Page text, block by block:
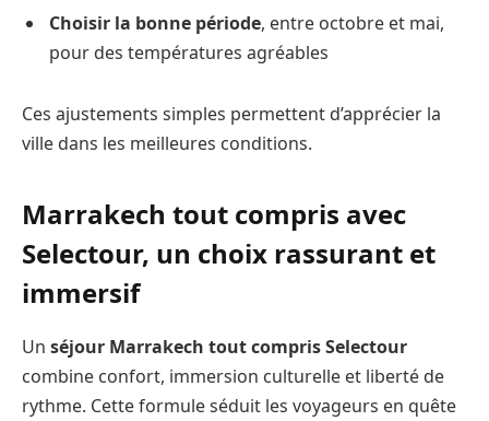
Choisir la bonne période, entre octobre et mai,
pour des températures agréables
Ces ajustements simples permettent d’apprécier la
ville dans les meilleures conditions.
Marrakech tout compris avec
Selectour, un choix rassurant et
immersif
Un séjour Marrakech tout compris Selectour
combine confort, immersion culturelle et liberté de
rythme. Cette formule séduit les voyageurs en quête